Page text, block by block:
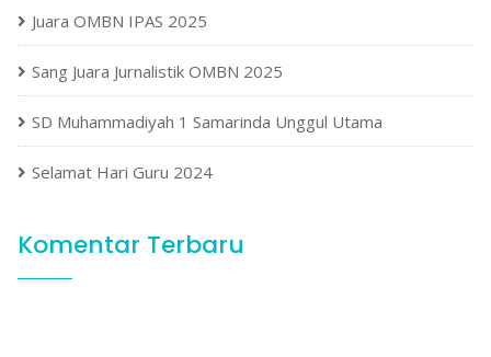
Juara OMBN IPAS 2025
Sang Juara Jurnalistik OMBN 2025
SD Muhammadiyah 1 Samarinda Unggul Utama
Selamat Hari Guru 2024
Komentar Terbaru